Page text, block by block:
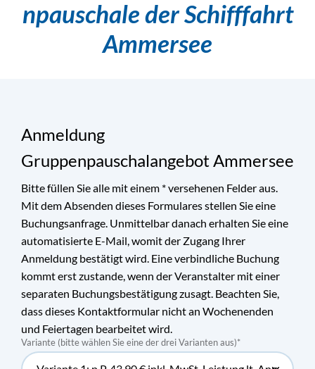
npauschale der Schifffahrt
Ammersee
Anmeldung
Gruppenpauschalangebot Ammersee
Bitte füllen Sie alle mit einem * versehenen Felder aus.
Mit dem Absenden dieses Formulares stellen Sie eine
Buchungsanfrage. Unmittelbar danach erhalten Sie eine
automatisierte E-Mail, womit der Zugang Ihrer
Anmeldung bestätigt wird. Eine verbindliche Buchung
kommt erst zustande, wenn der Veranstalter mit einer
separaten Buchungsbestätigung zusagt. Beachten Sie,
dass dieses Kontaktformular nicht an Wochenenden
und Feiertagen bearbeitet wird.
Variante (bitte wählen Sie eine der drei Varianten aus)*